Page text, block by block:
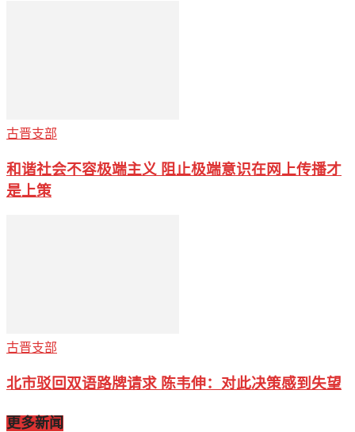
古晋支部
和谐社会不容极端主义 阻止极端意识在网上传播才
是上策
古晋支部
北市驳回双语路牌请求 陈韦伸：对此决策感到失望
更多新闻